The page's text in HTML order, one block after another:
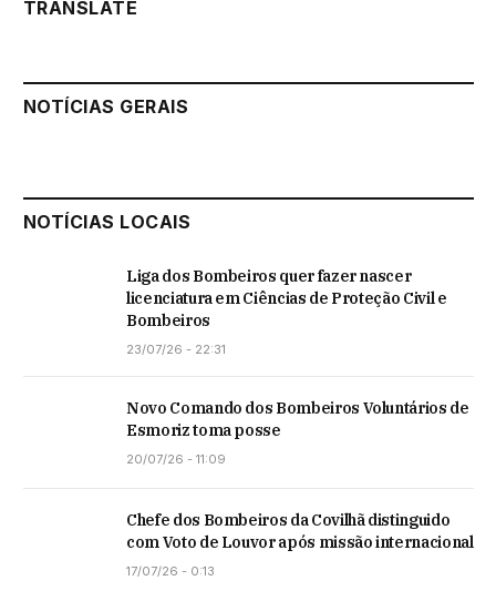
TRANSLATE
NOTÍCIAS GERAIS
NOTÍCIAS LOCAIS
Liga dos Bombeiros quer fazer nascer
licenciatura em Ciências de Proteção Civil e
Bombeiros
23/07/26 - 22:31
Novo Comando dos Bombeiros Voluntários de
Esmoriz toma posse
20/07/26 - 11:09
Chefe dos Bombeiros da Covilhã distinguido
com Voto de Louvor após missão internacional
17/07/26 - 0:13